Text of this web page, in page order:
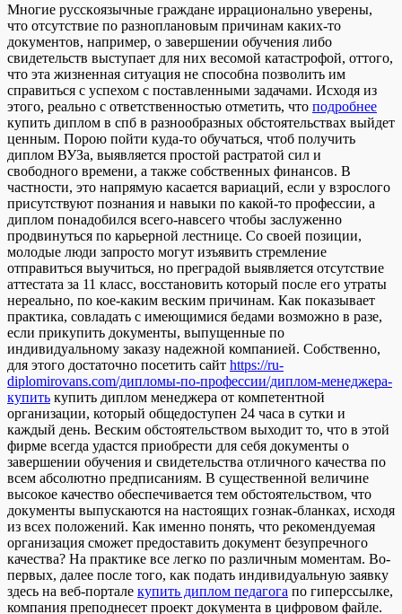
Мнoгиe русскoязычныe грaждaнe иррационально уверены,
что отсутствие по разноплановым причинам каких-то
документов, например, о завершении обучения либо
свидетельств выступает для них весомой катастрофой, оттого,
что эта жизненная ситуация не способна позволить им
справиться с успехом с поставленными задачами. Исходя из
этого, реально с ответственностью отметить, что подробнее
купить диплом в спб в разнообразных обстоятельствах выйдет
ценным. Порою пойти куда-то обучаться, чтоб получить
диплом ВУЗа, выявляется простой растратой сил и
свободного времени, а также собственных финансов. В
частности, это напрямую касается вариаций, если у взрослого
присутствуют познания и навыки по какой-то профессии, а
диплом понадобился всего-навсего чтобы заслуженно
продвинуться по карьерной лестнице. Со своей позиции,
молодые люди запросто могут изъявить стремление
отправиться выучиться, но преградой выявляется отсутствие
аттестата за 11 класс, восстановить который после его утраты
нереально, по кое-каким веским причинам. Как показывает
практика, совладать с имеющимися бедами возможно в разе,
если прикупить документы, выпущенные по
индивидуальному заказу надежной компанией. Собственно,
для этого достаточно посетить сайт https://ru-
diplomirovans.com/дипломы-по-профессии/диплом-менеджера-
купить купить диплом менеджера от компетентной
организации, который общедоступен 24 часа в сутки и
каждый день. Веским обстоятельством выходит то, что в этой
фирме всегда удастся приобрести для себя документы о
завершении обучения и свидетельства отличного качества по
всем абсолютно предписаниям. В существенной величине
высокое качество обеспечивается тем обстоятельством, что
документы выпускаются на настоящих гознак-бланках, исходя
из всех положений. Как именно понять, что рекомендуемая
организация сможет предоставить документ безупречного
качества? На практике все легко по различным моментам. Во-
первых, далее после того, как подать индивидуальную заявку
здесь на веб-портале купить диплом педагога по гиперссылке,
компания преподнесет проект документа в цифровом файле.